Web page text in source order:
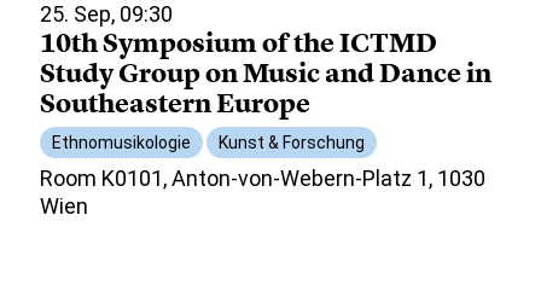
25. Sep, 09:30
10th Symposium of the ICTMD
Study Group on Music and Dance in
Southeastern Europe
Ethnomusikologie Kunst & Forschung
Room K0101, Anton-von-Webern-Platz 1, 1030
Wien